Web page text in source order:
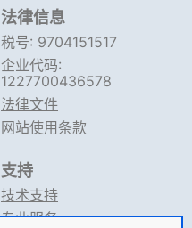
法律信息
税号: 9704151517
企业代码:
1227700436578
法律文件
网站使用条款
支持
技术支持
专业服务